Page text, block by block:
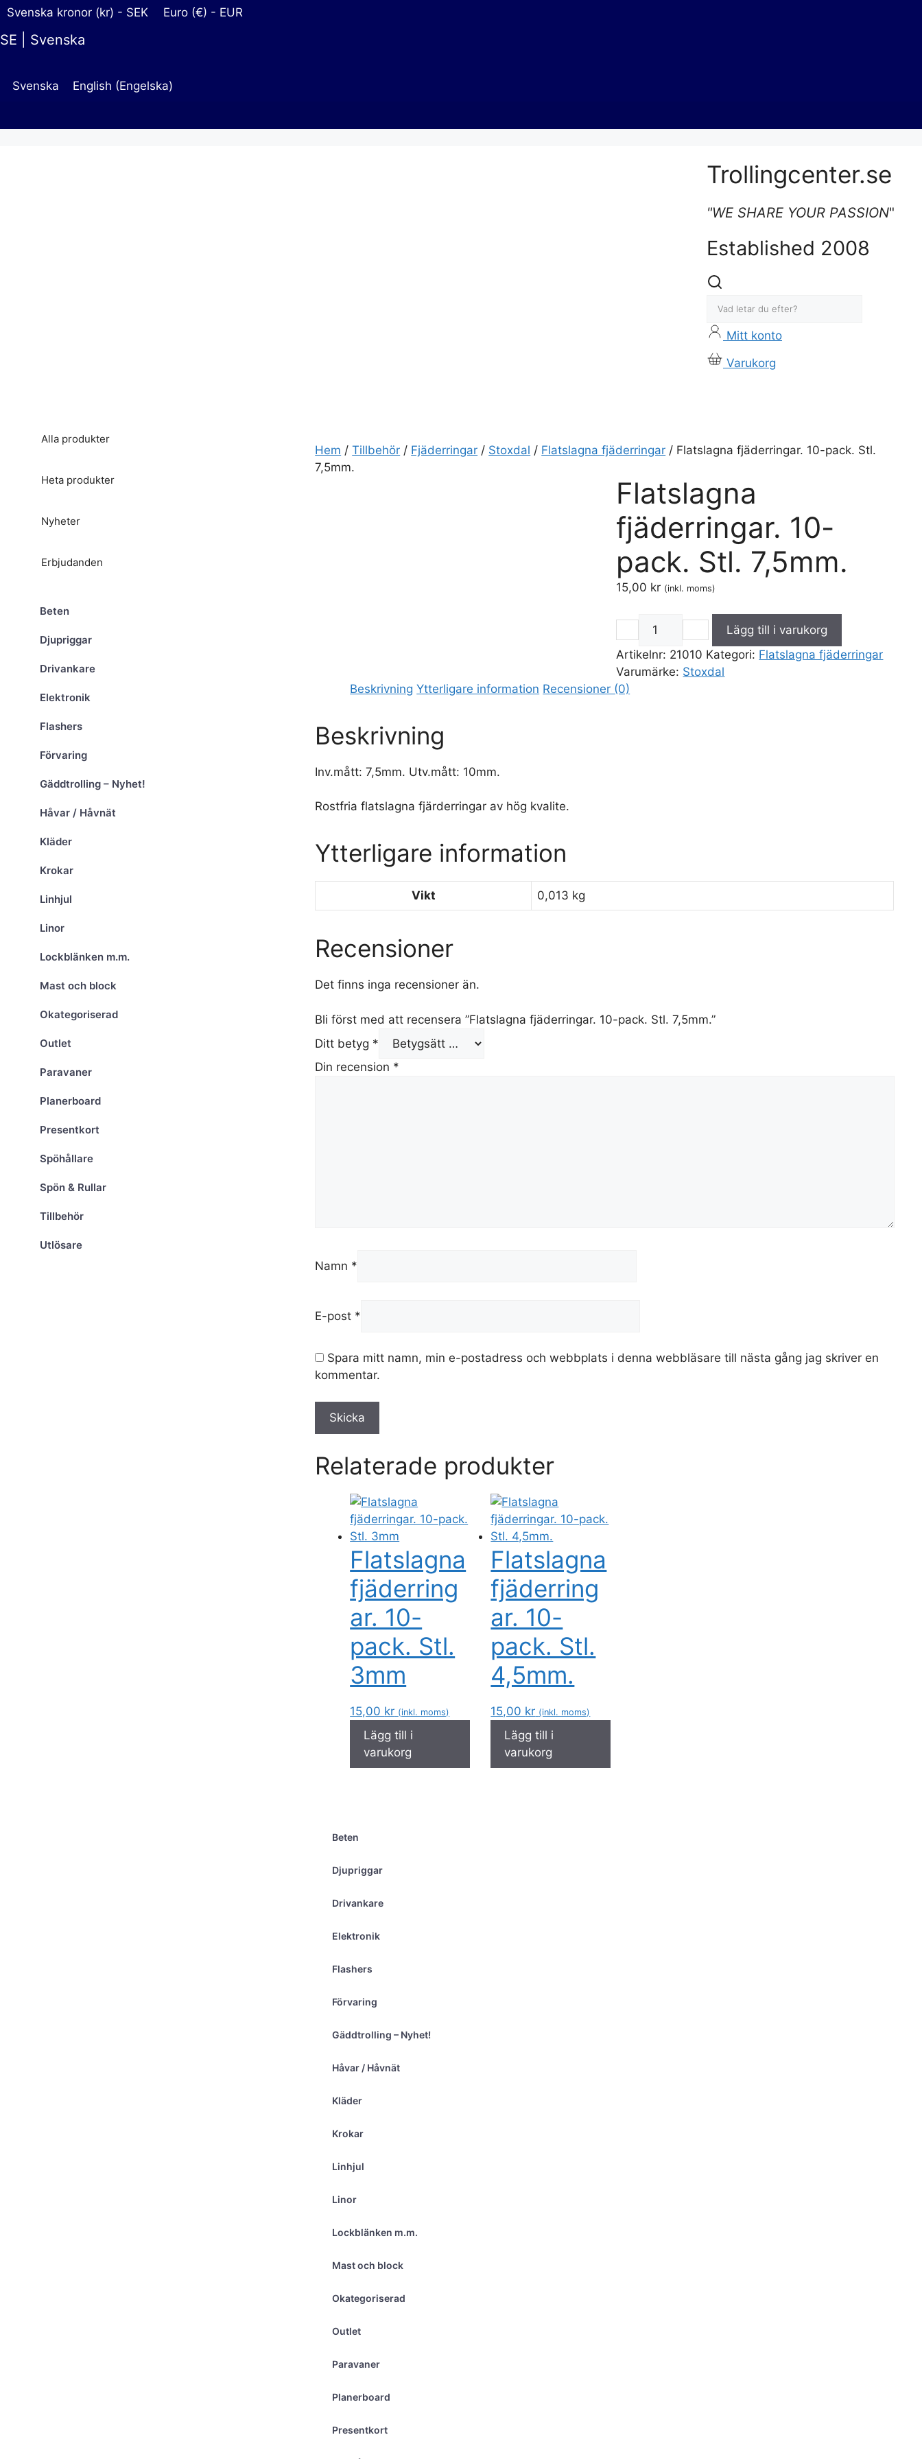
Hoppa
innehåll
Svenska kronor (kr) - SEK Euro (€) - EUR
SE | Svenska
Svenska English (Engelska)
Trollingcenter.se
"WE SHARE YOUR PASSION"
Established 2008
Sök
Mitt konto
Varukorg
Hem /Tillbehör / Fjäderringar / Stoxdal / Flatslagna fjäderringar / Flatslagna fjäderringar. 10-pack. Stl.
7,5mm.
Flatslagna
fjäderringar. 10-
pack. Stl. 7,5mm.
15,00 kr (inkl. moms)
Flatslagna
fjäderringar.
10-
pack.
Lägg till i varukorg
Artikelnr: 21010 Kategori: Flatslagna fjäderringar
Varumärke: Stoxdal
Beskrivning Ytterligare information Recensioner (0)
Beskrivning
Inv.mått: 7,5mm. Utv.mått: 10mm.
Rostfria flatslagna fjärderringar av hög kvalite.
Ytterligare information
Vikt 0,013 kg
Recensioner
Det finns inga recensioner än.
Bli först med att recensera ”Flatslagna fjäderringar. 10-pack. Stl. 7,5mm.”
Ditt betyg *
Din recension *
Namn *
E-post *
Spara mitt namn, min e-postadress och webbplats i denna webbläsare till nästa gång jag skriver en
kommentar.
Relaterade produkter
Flatslagna
fjäderring
ar. 10-
pack. Stl.
3mm
15,00 kr (inkl. moms)
Lägg till i
varukorg
Flatslagna
fjäderring
ar. 10-
pack. Stl.
4,5mm.
15,00 kr (inkl. moms)
Lägg till i
varukorg
Beten
Djupriggar
Drivankare
Elektronik
Flashers
Förvaring
Gäddtrolling – Nyhet!
Håvar / Håvnät
Kläder
Krokar
Linhjul
Linor
Lockblänken m.m.
Mast och block
Okategoriserad
Outlet
Paravaner
Planerboard
Presentkort
Alla produkter
Heta produkter
Nyheter
Erbjudanden
Beten
Djupriggar
Drivankare
Elektronik
Flashers
Förvaring
Gäddtrolling – Nyhet!
Håvar / Håvnät
Kläder
Krokar
Linhjul
Linor
Lockblänken m.m.
Mast och block
Okategoriserad
Outlet
Paravaner
Planerboard
Presentkort
Spöhållare
Spön & Rullar
Tillbehör
Utlösare